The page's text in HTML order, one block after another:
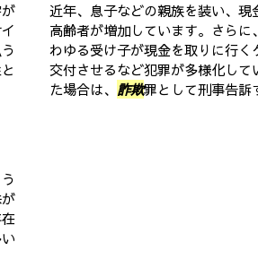
近年、息子などの親族を装い、
高齢者が増加しています。さら
わゆる受け子が現金を取りに行
交付させるなど犯罪が多様化して
た場合は、 詐欺罪として刑事告訴